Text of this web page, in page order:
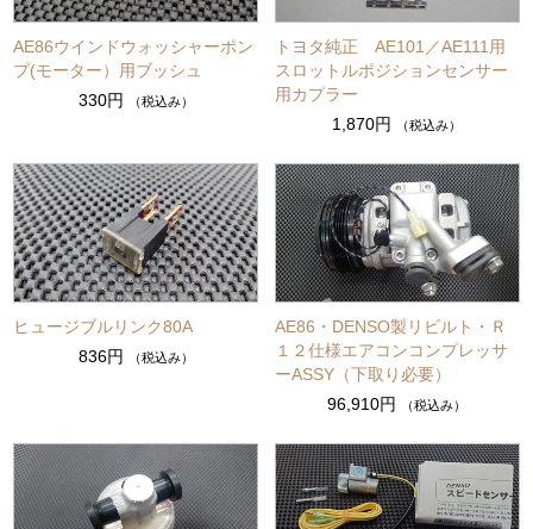
AE86ウインドウォッシャーポン
プ(モーター）用ブッシュ
330円
（税込み）
トヨタ純正 AE101／AE111用
スロットルポジションセンサー
用カプラー
1,870円
（税込み）
ヒュージブルリンク80A
836円
（税込み）
AE86・DENSO製リビルト・Ｒ
１２仕様エアコンコンプレッサ
ーASSY（下取り必要）
96,910円
（税込み）